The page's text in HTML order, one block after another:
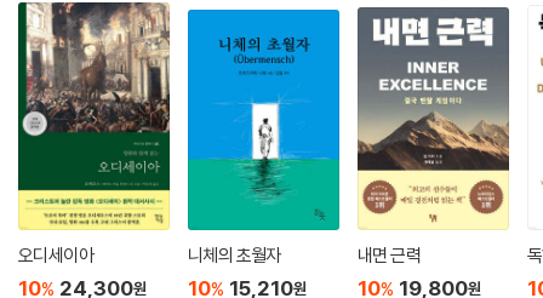
오디세이아
10% 24,300원
니체의 초월자
10% 15,210원
내면 근력
10% 19,800원